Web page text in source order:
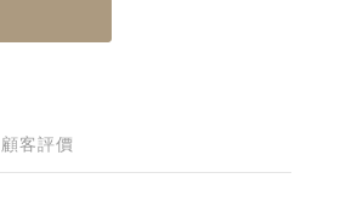
顧客評價